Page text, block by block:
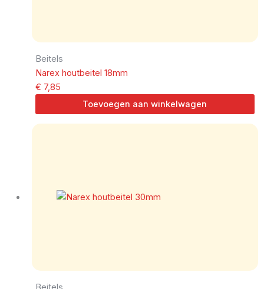
Beitels
Narex houtbeitel 18mm
€ 7,85
Toevoegen aan winkelwagen